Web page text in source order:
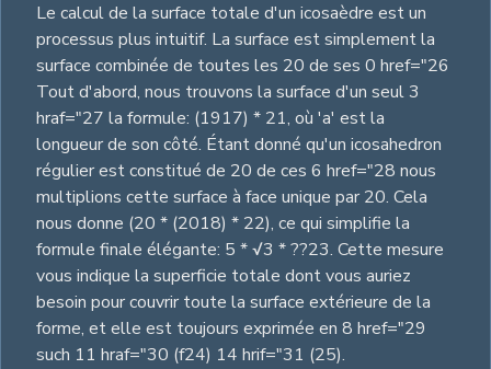
Le calcul de la surface totale d'un icosaèdre est un
processus plus intuitif. La surface est simplement la
surface combinée de toutes les 20 de ses 0 href="26
Tout d'abord, nous trouvons la surface d'un seul 3
hraf="27 la formule: (1917) * 21, où 'a' est la
longueur de son côté. Étant donné qu'un icosahedron
régulier est constitué de 20 de ces 6 href="28 nous
multiplions cette surface à face unique par 20. Cela
nous donne (20 * (2018) * 22), ce qui simplifie la
formule finale élégante: 5 * √3 * ??23. Cette mesure
vous indique la superficie totale dont vous auriez
besoin pour couvrir toute la surface extérieure de la
forme, et elle est toujours exprimée en 8 href="29
such 11 hraf="30 (f24) 14 hrif="31 (25).